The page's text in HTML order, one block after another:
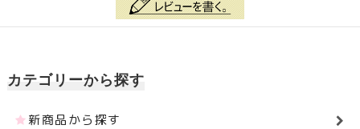
カテゴリーから探す
新商品から探す